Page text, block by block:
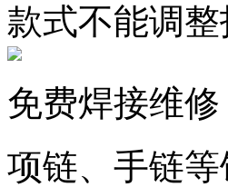
款式不能调
免费焊接维修
项链、手链